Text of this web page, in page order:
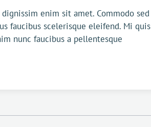
enim sit amet. Commodo sed
faucibus scelerisque eleifend. Mi quis
nunc faucibus a pellentesque